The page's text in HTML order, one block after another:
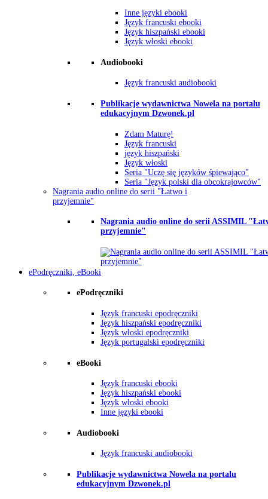
Inne języki ebooki
Język francuski ebooki
Język hiszpański ebooki
Język włoski ebooki
Audiobooki
Język francuski audiobooki
Publikacje wydawnictwa Nowela na portalu
edukacyjnym Dzwonek.pl
Zdam Maturę!
Język francuski
język hiszpański
Język włoski
Seria "Uczę się języków śpiewająco"
Seria "Język polski dla obcokrajowców"
Nagrania audio online do serii "Łatwo i
przyjemnie"
Nagrania audio online do serii ASSIMIL
przyjemnie"
ePodręczniki, eBooki
ePodręczniki
Język francuski epodręczniki
Język hiszpański epodręczniki
Język włoski epodręczniki
Język portugalski epodręczniki
eBooki
Język francuski ebooki
Język hiszpański ebooki
Język włoski ebooki
Inne języki ebooki
Audiobooki
Język francuski audiobooki
Publikacje wydawnictwa Nowela na portalu
edukacyjnym Dzwonek.pl